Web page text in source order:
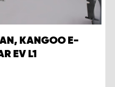
KANGOO E-
EV L1